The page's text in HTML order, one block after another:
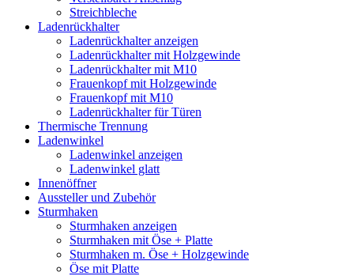
Streichbleche
Ladenrückhalter
Ladenrückhalter anzeigen
Ladenrückhalter mit Holzgewinde
Ladenrückhalter mit M10
Frauenkopf mit Holzgewinde
Frauenkopf mit M10
Ladenrückhalter für Türen
Thermische Trennung
Ladenwinkel
Ladenwinkel anzeigen
Ladenwinkel glatt
Innenöffner
Aussteller und Zubehör
Sturmhaken
Sturmhaken anzeigen
Sturmhaken mit Öse + Platte
Sturmhaken m. Öse + Holzgewinde
Öse mit Platte